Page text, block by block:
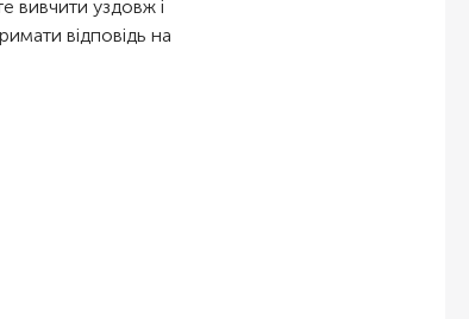
вивчити уздовж і
відповідь на